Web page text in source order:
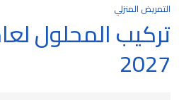
التمريض المنزلي
2027